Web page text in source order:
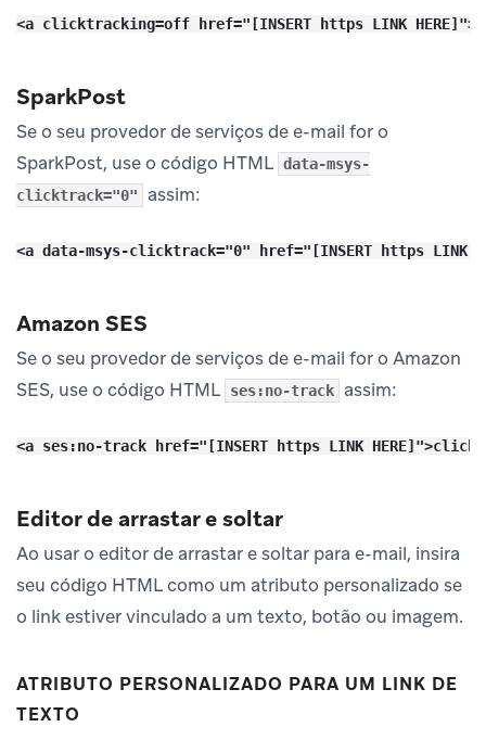
SparkPost
Se o seu provedor de serviços de e-mail for o
SparkPost, use o código HTML data-msys-
clicktrack="0"
assim:
Amazon SES
Se o seu provedor de serviços de e-mail for o Amazon
SES, use o código HTML
ses:no-track assim:
Editor de arrastar e soltar
Ao usar o editor de arrastar e soltar para e-mail, insira
seu código HTML como um atributo personalizado se
o link estiver vinculado a um texto, botão ou imagem.
ATRIBUTO PERSONALIZADO PARA UM LINK DE
TEXTO